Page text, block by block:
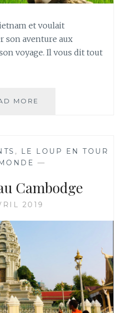
et voulait
son aventure aux
voyage. Il vous dit tout
MORE
,
LE LOUP EN TOUR
—
Cambodge
2019